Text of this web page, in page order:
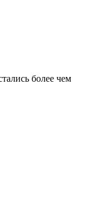
более чем